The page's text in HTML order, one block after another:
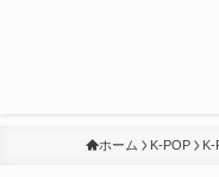
ホーム K-POP K-